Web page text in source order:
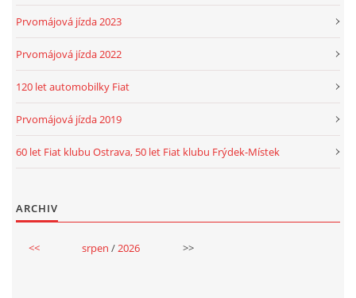
Prvomájová jízda 2023
Prvomájová jízda 2022
120 let automobilky Fiat
Prvomájová jízda 2019
60 let Fiat klubu Ostrava, 50 let Fiat klubu Frýdek-Místek
ARCHIV
<< srpen / 2026 >>